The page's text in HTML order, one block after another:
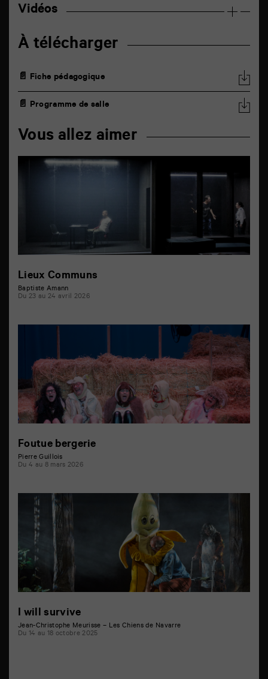
Vidéos
À télécharger
📄 Fiche pédagogique
📄 Programme de salle
Vous allez aimer
Lieux Communs
Baptiste Amann
Du 23 au 24 avril 2026
Foutue bergerie
Pierre Guillois
Du 4 au 8 mars 2026
I will survive
Jean-Christophe Meurisse – Les Chiens de Navarre
Du 14 au 18 octobre 2025